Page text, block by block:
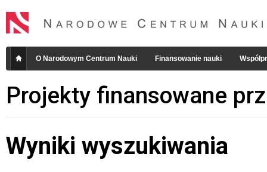
O Narodowym Centrum Nauki Finansowanie nauki
Projekty finansowane
Wyniki wyszukiwania